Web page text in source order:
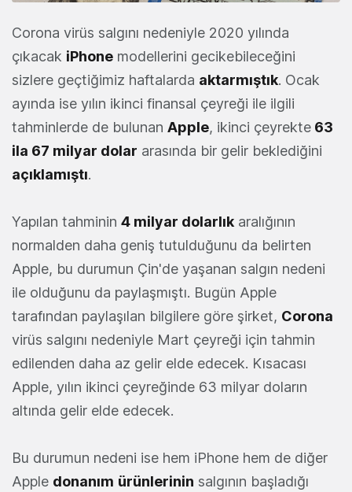
Corona virüs salgını nedeniyle 2020 yılında
çıkacak iPhone modellerini gecikebileceğini
sizlere geçtiğimiz haftalarda aktarmıştık. Ocak
ayında ise yılın ikinci finansal çeyreği ile ilgili
tahminlerde de bulunan Apple, ikinci çeyrekte 63
ila 67 milyar dolar arasında bir gelir beklediğini
açıklamıştı.
Yapılan tahminin 4 milyar dolarlık aralığının
normalden daha geniş tutulduğunu da belirten
Apple, bu durumun Çin'de yaşanan salgın nedeni
ile olduğunu da paylaşmıştı. Bugün Apple
tarafından paylaşılan bilgilere göre şirket, Corona
virüs salgını nedeniyle Mart çeyreği için tahmin
edilenden daha az gelir elde edecek. Kısacası
Apple, yılın ikinci çeyreğinde 63 milyar doların
altında gelir elde edecek.
Bu durumun nedeni ise hem iPhone hem de diğer
Apple donanım ürünlerinin salgının başladığı